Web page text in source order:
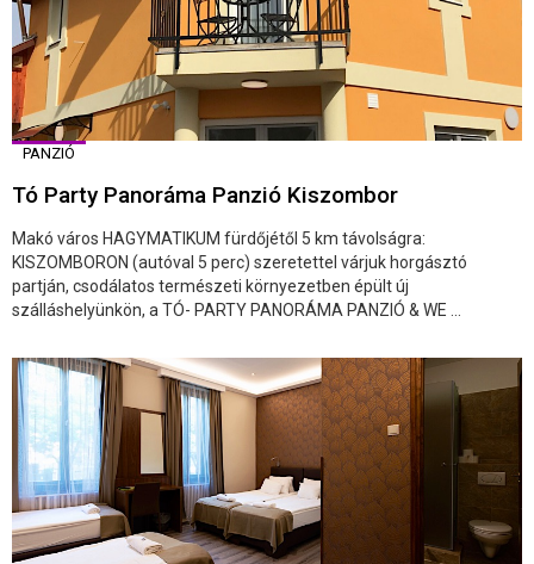
PANZIÓ
Tó Party Panoráma Panzió Kiszombor
Makó város HAGYMATIKUM fürdőjétől 5 km távolságra:
KISZOMBORON (autóval 5 perc) szeretettel várjuk horgásztó
partján, csodálatos természeti környezetben épült új
szálláshelyünkön, a TÓ- PARTY PANORÁMA PANZIÓ & WE ...